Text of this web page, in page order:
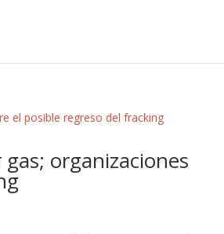
organizaciones